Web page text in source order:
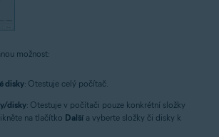
možnost:
disky: Otestuje celý počítač.
disky: Otestuje v počítači pouze konkrétní složky
na tlačítko Další a vyberte složky či disky k